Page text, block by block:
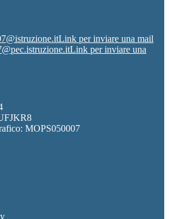
Link per inviare una mail
Link per inviare una
MOPS050007